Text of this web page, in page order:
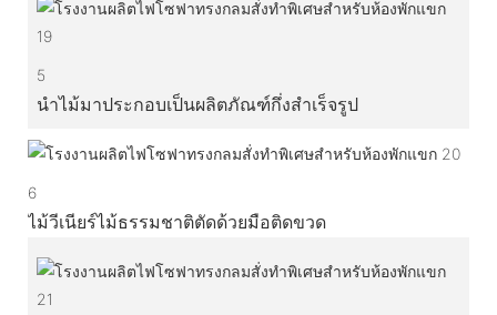
5
นำไม้มาประกอบเป็นผลิตภัณฑ์กึ่งสำเร็จรูป
6
ไม้วีเนียร์ไม้ธรรมชาติตัดด้วยมือติดขวด